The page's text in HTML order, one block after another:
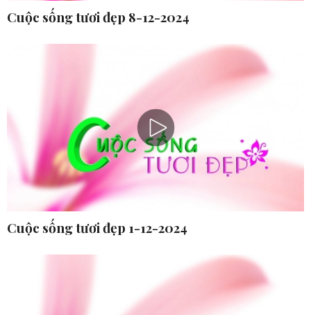
Cuộc sống tươi đẹp 8-12-2024
Cuộc sống tươi đẹp 1-12-2024